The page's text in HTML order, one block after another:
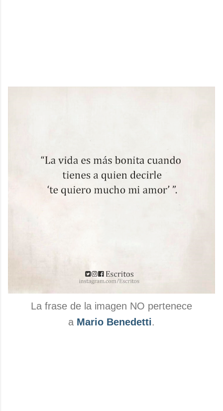
La frase de la imagen NO pertenece
a Mario Benedetti.